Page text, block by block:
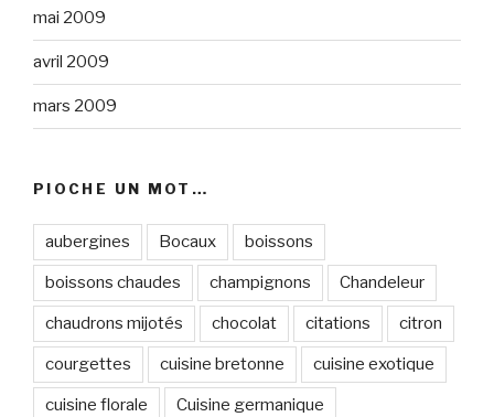
mai 2009
avril 2009
mars 2009
PIOCHE UN MOT…
aubergines Bocaux boissons
boissons chaudes champignons Chandeleur
chaudrons mijotés chocolat citations citron
courgettes cuisine bretonne cuisine exotique
cuisine florale Cuisine germanique